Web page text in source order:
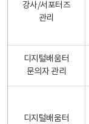
강사/서포터즈
관리
디지털배움터
문의자 관리
디지털배움터